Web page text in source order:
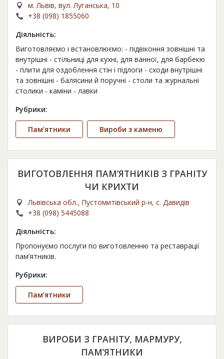
м. Львів, вул. Луганська, 10
+38 (098) 1855060
Діяльність:
Виготовляємо і встановлюємо: - підвіконня зовнішні та
внутрішні - стільниці для кухні, для ванної, для барбекю
- плити для оздоблення стін і підлоги - сходи внутрішні
та зовнішні - балясини й поручні - столи та журнальні
столики - каміни - лавки
Рубрики:
Пам’ятники Вироби з каменю
ВИГОТОВЛЕННЯ ПАМ’ЯТНИКІВ З ГРАНІТУ
ЧИ КРИХТИ
Львівська обл., Пустомитівський р-н, с. Давидів
+38 (098) 5445088
Діяльність:
Пропонуємо послуги по виготовленню та реставрації
пам’ятників.
Рубрики:
Пам’ятники
ВИРОБИ З ГРАНІТУ, МАРМУРУ,
ПАМ’ЯТНИКИ